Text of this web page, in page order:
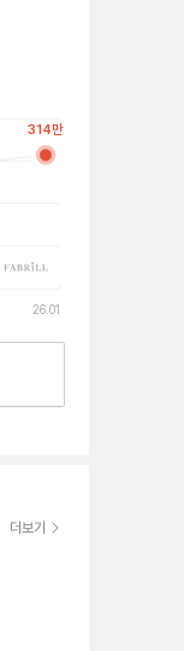
26.01
314만
더보기